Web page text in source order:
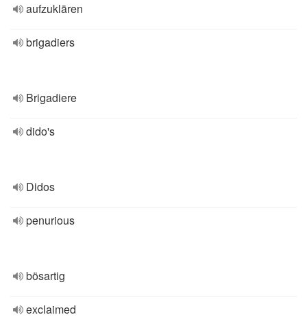
aufzuklären
brigadiers
Brigadiere
dido's
Didos
penurious
bösartig
exclaimed